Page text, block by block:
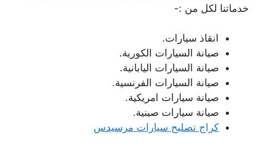
خدماتنا لكل من :-
انقاذ سيارات.
صيانة السيارات الكورية.
صيانة السيارات اليابانية.
صيانة السيارات الفرنسية.
صيانة سيارات امريكية.
صيانة سيارات صينية.
كراج تصليح سيارات مرسيدس